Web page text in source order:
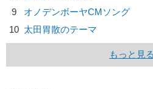
9
オノデンボーヤCMソング
10 太田胃散のテーマ
もっと見る